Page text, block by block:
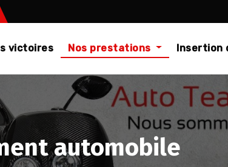
victoires Nos prestations Insertion
automobile